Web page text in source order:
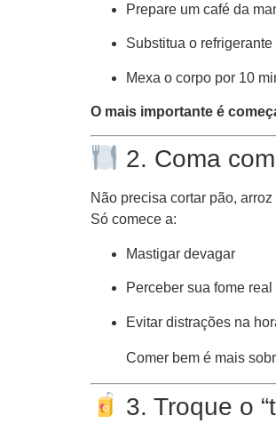
Prepare um café da
Substitua o
Mexa o corpo por 10
O mais importante é
2. Coma
Não precisa cortar pão,
Só comece a:
Mastigar devagar
Perceber sua fome real
Evitar distrações na
Comer bem é mais
3. Troque o